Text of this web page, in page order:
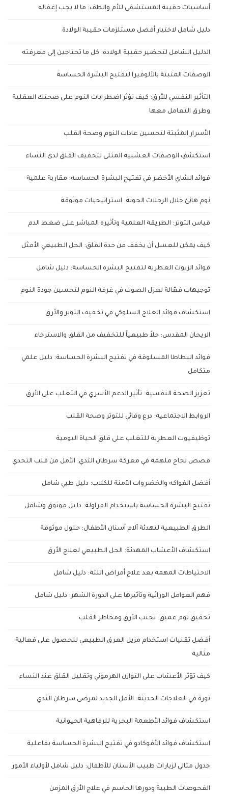
أساسيات حقيبة المستشفى للأم والطف: ما لا يجب إغفاله
دليل شامل لاختيار أفضل مستلزمات حقيبة الولادة
الدليل الشامل لتحضير حقيبة الولادة: كل ما تحتاجين إلى معرفته
الوصفات المثبتة بالألوفيرا لتفتيح البشرة الحساسة
التأثير النفسي للأرق: كيف تؤثر اضطرابات النوم على صحتك العقلية
وطرق التعامل معها
الأسرار المثبتة لتحسين عادات النوم وصحة القلب
استكشفِ الوصفات العشبية المثلى لتخفيف القلق لدى النساء
فوائد الشاي الأخضر في تفتيح البشرة الحساسة: مقاربة علمية
نوم هانئ خلال الرحلات الجوية: استراتيجيات موثوقة
قياس التوتر: الطريقة العلمية وتأثيره المباشر على ضغط الدم
كيف يمكن للعسل أن يخفف من حدة القلق: الحل الطبيعي الأمثل
فوائد الزيوت العطرية لتفتيح البشرة الحساسة: دليل شامل
توجيهات فعّالة لعزل الصوت في غرفة النوم لتحسين جودة النوم
استكشاف فوائد العلاج السلوكي في تخفيف التوتر والأرق
الريحان المقدس: حلاً طبيعياً للتخفيف من القلق والاسترخاء
فوائد البطاطا المسلوقة في تفتيح البشرة الحساسة: دليل علمي
متكامل
تعزيز الصحة النفسية: تأثير الدعم الأسري في التغلب على الأرق
الروابط الاجتماعية: درع وقائي للتوتر وصحة القلب
توظيفيوت العطرية للتغلب على قلق الحياة اليومية
قصص نجاح ملهمة في معركة سرطان الثدي: الأمل من قلب التحدي
أفضل الفواكه والخضروات الآمنة للكلاب: دليل طبي شامل
تفتيح البشرة الحساسة باستخدام الفراولة: دليل موثوق وشامل
الطرق الطبيعية لتهدئة آلام أسنان الأطفال: حلول موثوقة
استكشاف الأعشاب المهدئة: الحل الطبيعي لعلاج الأرق
الاحتياطات المهمة بعد علاج أمراض اللثة: دليل شامل
فهم العوامل الوراثية وتأثيرها على الدورة الشهر: دليل شامل
تحقيق نوم عميق: تجنب الأرق ومخاطر القلب
أفضل تقنيات استخدام مزيل العرق الطبيعي للحصول على فعالية
مثالية
كيف تؤثر الأعشاب على التوازن الهرموني وتقليل القلق عند النساء
ثورة في العلاجات الحديثة: الأمل الجديد لمرضى سرطان الثدي
استكشاف فوائد الأطعمة البحرية للرفاهية الحيوانية
استكشاف فوائد الأفوكادو في تفتيح البشرة الحساسة بفاعلية
جدول مثالي لزيارات طبيب الأسنان للأطفال: دليل شامل لأولياء الأمور
الفحوصات الطبية ودورها الحاسم في علاج الأرق المزمن